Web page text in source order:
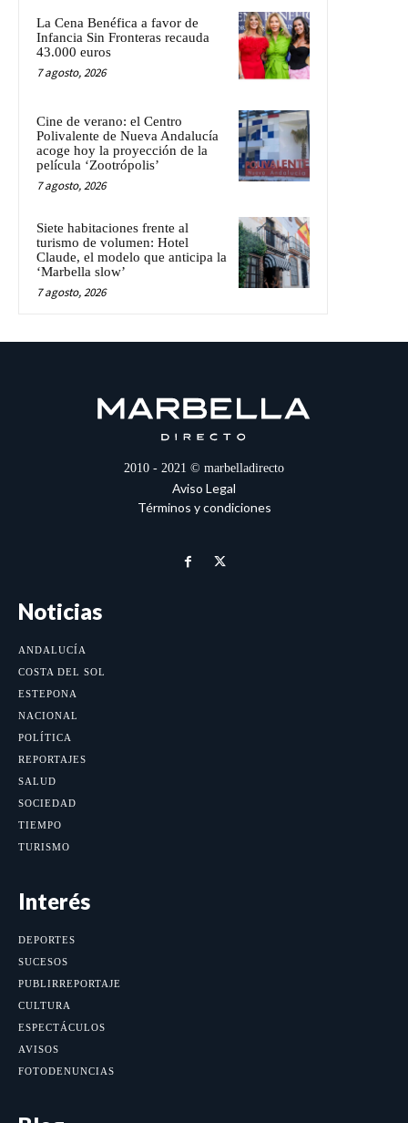
La Cena Benéfica a favor de
Infancia Sin Fronteras recauda
43.000 euros
7 agosto, 2026
Cine de verano: el Centro
Polivalente de Nueva Andalucía
acoge hoy la proyección de la
película ‘Zootrópolis’
7 agosto, 2026
Siete habitaciones frente al
turismo de volumen: Hotel
Claude, el modelo que anticipa la
‘Marbella slow’
7 agosto, 2026
2010 - 2021 © marbelladirecto
Aviso Legal
Términos y condiciones
Noticias
ANDALUCÍA
COSTA DEL SOL
ESTEPONA
NACIONAL
POLÍTICA
REPORTAJES
SALUD
SOCIEDAD
TIEMPO
TURISMO
Interés
DEPORTES
SUCESOS
PUBLIRREPORTAJE
CULTURA
ESPECTÁCULOS
AVISOS
FOTODENUNCIAS